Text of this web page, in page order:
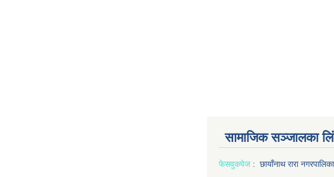
सामाजिक सञ्जालका
फेसवुकपेज : छायाँनाथ रारा